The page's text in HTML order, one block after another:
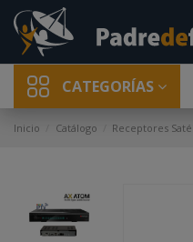
CATEGORÍAS
Inicio Catálogo Receptores